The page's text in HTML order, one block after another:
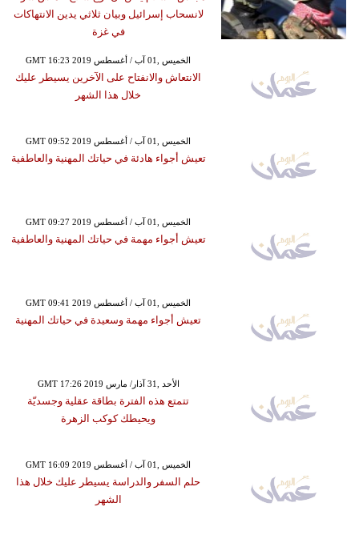
لانسحاب إسرائيل وبيان ثلاثي يدين الانتهاكات
في غزة
GMT 16:23 2019 الخميس ,01 آب / أغسطس
الانتعاش والانفتاح على الآخرين يسيطر عليك
خلال هذا الشهر
GMT 09:52 2019 الخميس ,01 آب / أغسطس
تعيش أجواء هادئة في حياتك المهنية والعاطفية
GMT 09:27 2019 الخميس ,01 آب / أغسطس
تعيش أجواء مهمة في حياتك المهنية والعاطفية
GMT 09:41 2019 الخميس ,01 آب / أغسطس
تعيش أجواء مهمة وسعيدة في حياتك المهنية
GMT 17:26 2019 الأحد ,31 آذار/ مارس
تتمتع هذه الفترة بطاقة عقلية وجسديّة
ويحيطك كوكب الزهرة
GMT 16:09 2019 الخميس ,01 آب / أغسطس
حلم السفر والدراسة يسيطر عليك خلال هذا
الشهر